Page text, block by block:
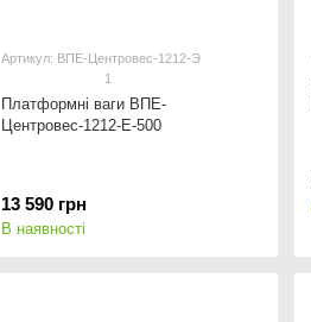
Артикул: ВПЕ-Центровес-1212-Э
1
Платформні ваги ВПЕ-
Центровес-1212-Е-500
13 590 грн
В наявності